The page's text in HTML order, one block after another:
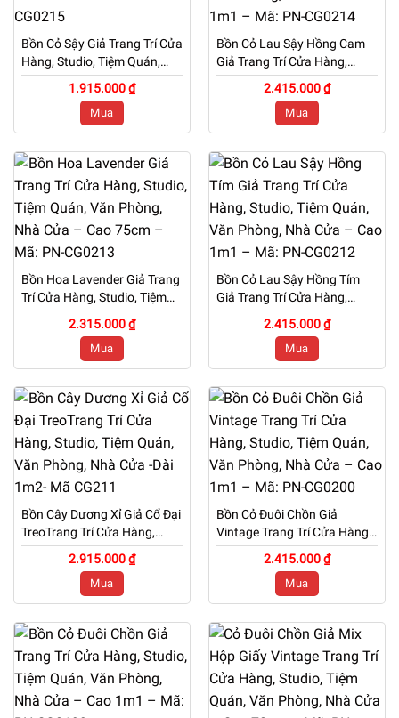
Bồn Cỏ Sậy Giả Trang Trí Cửa
Hàng, Studio, Tiệm Quán,
Văn Phòng, Nhà Cửa – Cao
1m – Mã: PN-CG0215
1.915.000 ₫
Mua
Bồn Cỏ Lau Sậy Hồng Cam
Giả Trang Trí Cửa Hàng,
Studio, Tiệm Quán, Văn
Phòng, Nhà Cửa – Cao 1m1
– Mã: PN-CG0214
2.415.000 ₫
Mua
Bồn Hoa Lavender Giả Trang
Trí Cửa Hàng, Studio, Tiệm
Quán, Văn Phòng, Nhà Cửa
– Cao 75cm – Mã: PN-
2.315.000 ₫
Mua
Bồn Cỏ Lau Sậy Hồng Tím
Giả Trang Trí Cửa Hàng,
Studio, Tiệm Quán, Văn
Phòng, Nhà Cửa – Cao 1m1
– Mã: PN-CG0212
2.415.000 ₫
Mua
Bồn Cây Dương Xỉ Giả Cổ Đại
TreoTrang Trí Cửa Hàng,
Studio, Tiệm Quán, Văn
Phòng, Nhà Cửa -Dài 1m2-
2.915.000 ₫
Mua
Bồn Cỏ Đuôi Chồn Giả
Vintage Trang Trí Cửa Hàng,
Studio, Tiệm Quán, Văn
Phòng, Nhà Cửa – Cao 1m1
– Mã: PN-CG0200
2.415.000 ₫
Mua